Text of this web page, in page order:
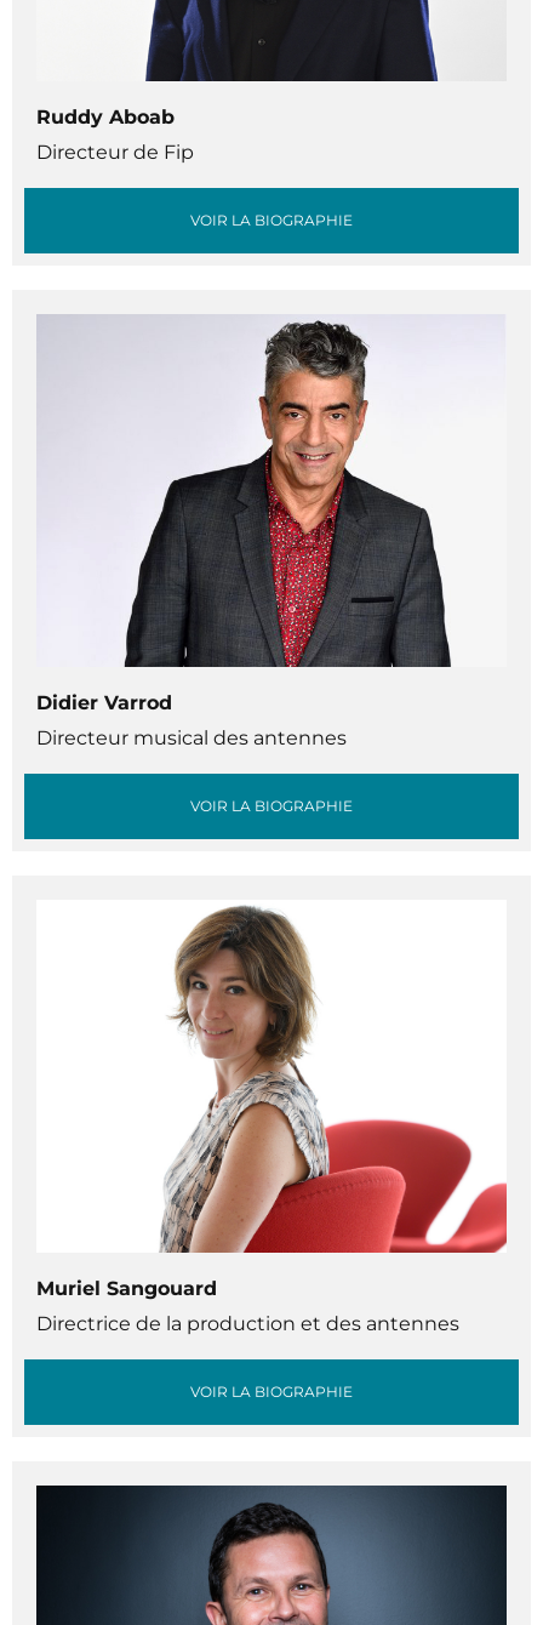
Ruddy Aboab
Directeur de Fip
VOIR LA BIOGRAPHIE
Didier Varrod
Directeur musical des antennes
VOIR LA BIOGRAPHIE
Muriel Sangouard
Directrice de la production et des antennes
VOIR LA BIOGRAPHIE